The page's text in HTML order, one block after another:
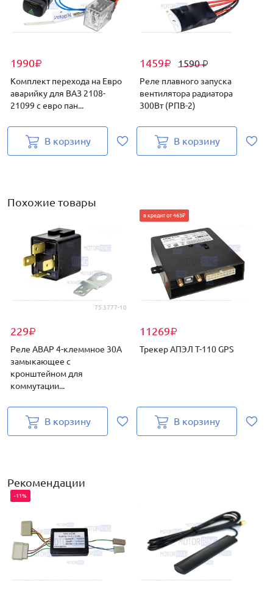
1990₽
Комплект перехода на Евро
аварийку для ВАЗ 2108-
21099 с евро пан...
В корзину
1459₽ 1590₽
Реле плавного запуска
вентилятора радиатора
300Вт (РПВ-2)
В корзину
Похожие товары
75.3777-10
229₽
Реле АВАР 4-клеммное 30А
замыкающее с
кронштейном для
коммутации...
В корзину
11269₽
в кредит от 463₽
Трекер АПЭЛ Т-110 GPS
В корзину
Рекомендации
-11%